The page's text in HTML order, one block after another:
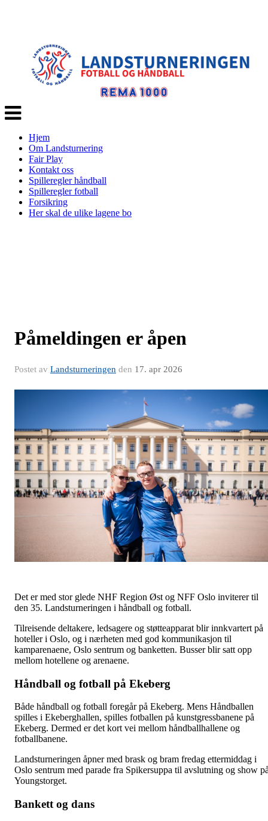
Veksle
navigasjon
Hjem
Om Landsturnering
Fair Play
Kontakt oss
Spilleregler håndball
Spilleregler fotball
Forsikring
Her skal de ulike lagene bo
Påmeldingen er åpen
Postet av Landsturneringen den 17. apr 2026
Det er med stor glede NHF Region Øst og NFF Oslo inviterer til
den 35. Landsturneringen i håndball og fotball.
Tilreisende deltakere, ledsagere og støtteapparat blir innkvartert på
hoteller i Oslo, og i nærheten med god kommunikasjon til
kamparenaene, Oslo sentrum og banketten. Busser blir satt opp
mellom hotellene og arenaene.
Håndball og fotball på Ekeberg
Både håndball og fotball foregår på Ekeberg. Mens Håndballen
spilles i Ekeberghallen, spilles fotballen på kunstgressbanene på
Ekeberg. Dermed er det kort vei mellom håndballhallene og
fotballbanene.
Landsturneringen åpner med brask og bram fredag ettermiddag i
Oslo sentrum med parade fra Spikersuppa til avslutning og show
Youngstorget.
Bankett og dans